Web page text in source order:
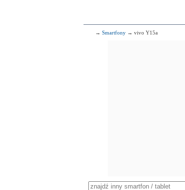
→ Smartfony → vivo Y15a